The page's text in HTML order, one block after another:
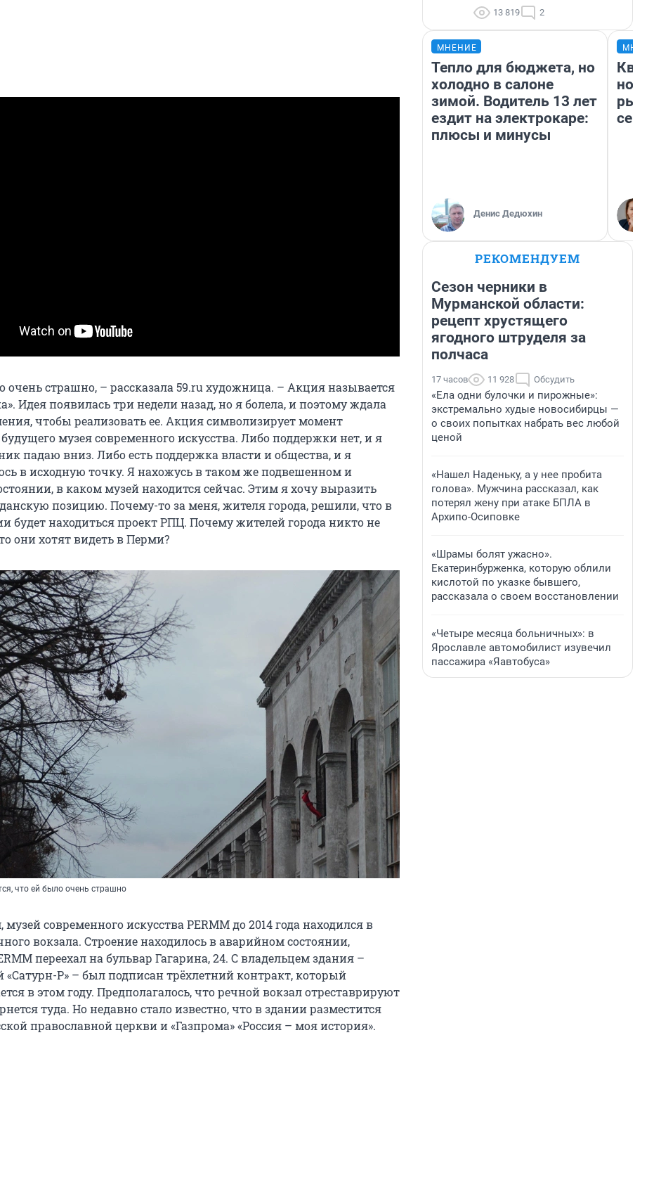
очень страшно, – рассказала 59.ru художница. – Акция называется
Идея появилась три недели назад, но я болела, и поэтому ждала
чтобы реализовать ее. Акция символизирует момент
музея современного искусства. Либо поддержки нет, и я
падаю вниз. Либо есть поддержка власти и общества, и я
в исходную точку. Я нахожусь в таком же подвешенном и
в каком музей находится сейчас. Этим я хочу выразить
позицию. Почему-то за меня, жителя города, решили, что в
будет находиться проект РПЦ. Почему жителей города никто не
они хотят видеть в Перми?
что ей было очень страшно
современного искусства PERMM до 2014 года находился в
вокзала. Строение находилось в аварийном состоянии,
переехал на бульвар Гагарина, 24. С владельцем здания –
Р» – был подписан трёхлетний контракт, который
в этом году. Предполагалось, что речной вокзал отреставрируют
туда. Но недавно стало известно, что в здании разместится
православной церкви и «Газпрома» «Россия – моя история».
13 819 2
МНЕНИЕ
Тепло для бюджета, но
холодно в салоне
зимой. Водитель 13 лет
ездит на электрокаре:
плюсы и минусы
Денис Дедюхин
но
РЕКОМЕНДУЕМ
Сезон черники в
Мурманской области:
рецепт хрустящего
ягодного штруделя за
полчаса
17 часов 11 928 Обсудить
«Ела одни булочки и пирожные»:
экстремально худые новосибирцы —
о своих попытках набрать вес любой
ценой
«Нашел Наденьку, а у нее пробита
голова». Мужчина рассказал, как
потерял жену при атаке БПЛА в
Архипо-Осиповке
«Шрамы болят ужасно».
Екатеринбурженка, которую облили
кислотой по указке бывшего,
рассказала о своем восстановлении
«Четыре месяца больничных»: в
Ярославле автомобилист изувечил
пассажира «Яавтобуса»